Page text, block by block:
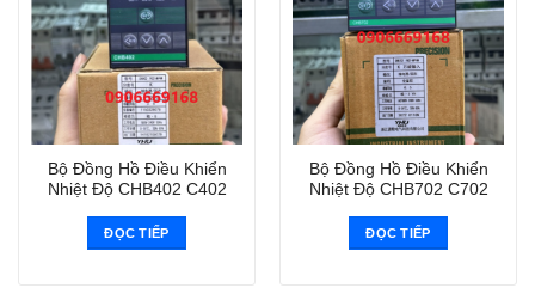
Bộ Đồng Hồ Điều Khiển
Nhiệt Độ CHB402 C402
ĐỌC TIẾP
Bộ Đồng Hồ Điều Khiển
Nhiệt Độ CHB702 C702
ĐỌC TIẾP